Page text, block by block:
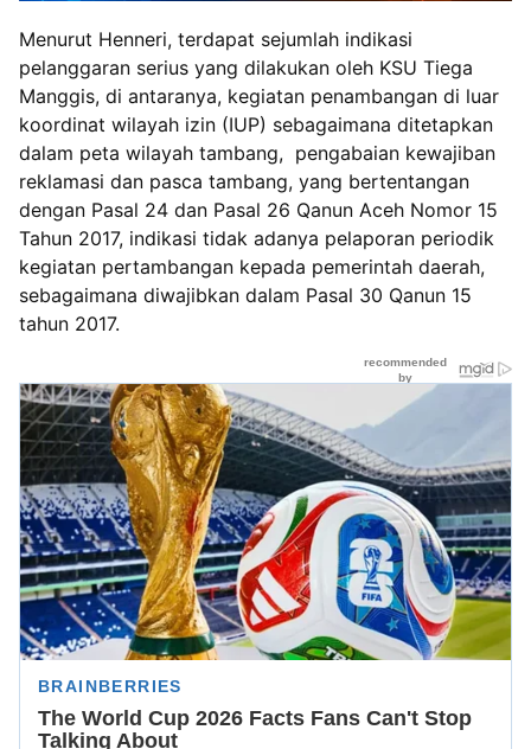
Menurut Henneri, terdapat sejumlah indikasi
pelanggaran serius yang dilakukan oleh KSU Tiega
Manggis, di antaranya, kegiatan penambangan di luar
koordinat wilayah izin (IUP) sebagaimana ditetapkan
dalam peta wilayah tambang, pengabaian kewajiban
reklamasi dan pasca tambang, yang bertentangan
dengan Pasal 24 dan Pasal 26 Qanun Aceh Nomor 15
Tahun 2017, indikasi tidak adanya pelaporan periodik
kegiatan pertambangan kepada pemerintah daerah,
sebagaimana diwajibkan dalam Pasal 30 Qanun 15
tahun 2017.